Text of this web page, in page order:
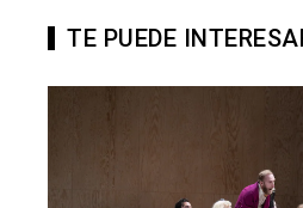
TE PUEDE